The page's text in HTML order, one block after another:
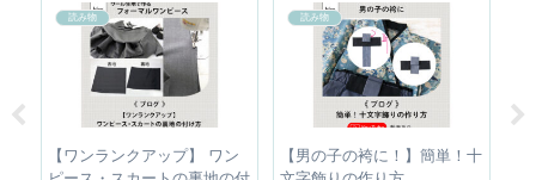
読み物
【ワンランクアップ】 ワン
読み物
【男の子の袴に！】簡単！十